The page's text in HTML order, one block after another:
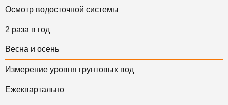
Осмотр водосточной системы
2 раза в год
Весна и осень
Измерение уровня грунтовых вод
Ежеквартально